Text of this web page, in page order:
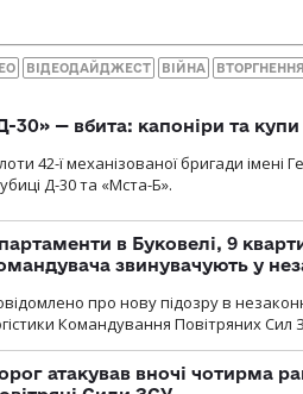
ВІДЕОДАЙДЖЕСТ ВІЙНА
30» — вбита: капоніри та
42-ї механізованої бригади імені
Д-30 та «Мста-Б».
в Буковелі, 9
звинувачують у
про нову підозру в
Командування Повітряних Сил
атакував вночі чотирма